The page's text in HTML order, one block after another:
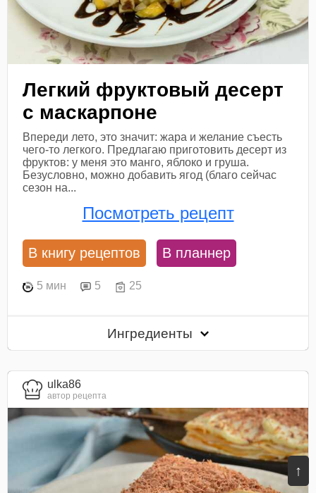
↑
Легкий фруктовый десерт
с маскарпоне
Впереди лето, это значит: жара и желание съесть
чего-то легкого. Предлагаю приготовить десерт из
фруктов: у меня это манго, яблоко и груша.
Безусловно, можно добавить ягод (благо сейчас
сезон на...
Посмотреть рецепт
В книгу рецептов В планнер
5 мин 5 25
Ингредиенты
ulka86
автор рецепта